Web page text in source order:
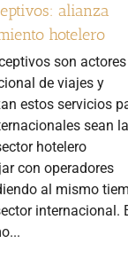
alianza
hotelero
son actores
de viajes y
estos servicios
sean la
hotelero
con operadores
al mismo
internacional.